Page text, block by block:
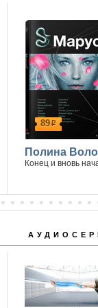
89р
Полина
Конец и вновь